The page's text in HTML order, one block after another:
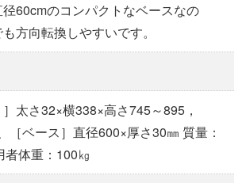
60cmのコンパクトなベースなの
方向転換しやすいです。
太さ32×横338×高さ745～895，
［ベース］直径600×厚さ30㎜ 質量：
者体重：100㎏